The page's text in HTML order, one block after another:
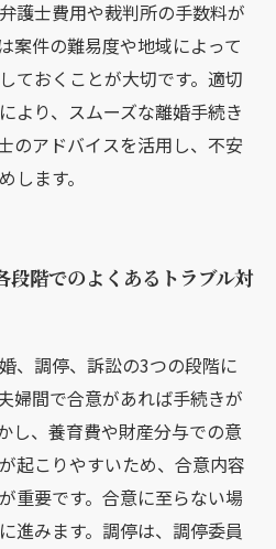
護士費用や裁判所の手数料が
案件の難易度や地域によって
ておくことが大切です。適切
より、スムーズな離婚手続き
のアドバイスを活用し、不安
します。
段階でのよくあるトラブル対
、調停、訴訟の3つの段階に
婦間で合意があれば手続きが
し、養育費や財産分与での意
起こりやすいため、合意内容
重要です。合意に至らない場
進みます。調停は、調停委員